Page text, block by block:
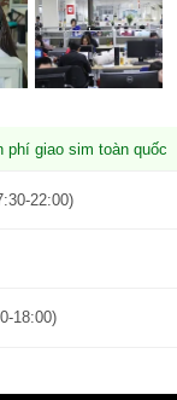
phí giao sim toàn quốc
22:00)
18:00)